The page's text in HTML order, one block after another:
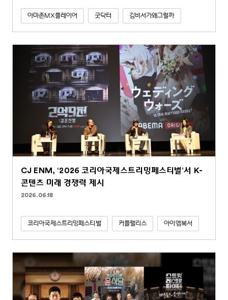
아마존MX플레이어 굿닥터 김비서가왜그럴까
CJ ENM, ‘2026 코리아국제스트리밍페스티벌’서 K-
콘텐츠 미래 경쟁력 제시
2026.06.18
코리아국제스트리밍페스티벌 커플팰리스 아이엠복서